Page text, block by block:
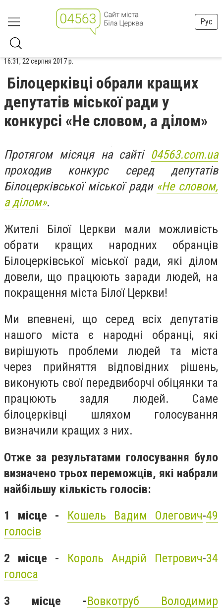
Рус
16:31, 22 серпня 2017 р.
Білоцерківці обрали кращих
депутатів міської ради у
конкурсі «Не словом, а ділом»
Протягом місяця на сайті 04563.com.ua
проходив конкурс серед депутатів
Білоцерківської міської ради «Не словом,
а ділом».
Жителі Білої Церкви мали можливість
обрати кращих народних обранців
Білоцерківської міської ради, які ділом
довели, що працюють заради людей, на
покращення міста Білої Церкви!
Ми впевнені, що серед всіх депутатів
нашого міста є народні обранці, які
вирішують проблеми людей та міста
через прийняття відповідних рішень,
виконують свої передвиборчі обіцянки та
працюють задля людей. Саме
білоцерківці шляхом голосування
визначили кращих з них.
Отже за результатами голосування було
визначено трьох переможців, які набрали
найбільшу кількість голосів:
1 місце - Кошель Вадим Олегович-49
голосів
2 місце - Король Андрій Петрович-34
голоса
3 місце -Вовкотруб Володимир